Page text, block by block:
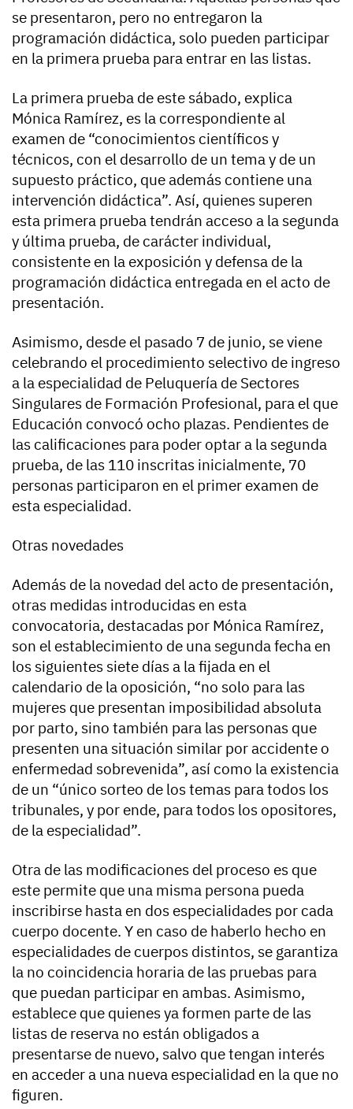
se presentaron, pero no entregaron la
programación didáctica, solo pueden participar
en la primera prueba para entrar en las listas.
La primera prueba de este sábado, explica
Mónica Ramírez, es la correspondiente al
examen de “conocimientos científicos y
técnicos, con el desarrollo de un tema y de un
supuesto práctico, que además contiene una
intervención didáctica”. Así, quienes superen
esta primera prueba tendrán acceso a la segunda
y última prueba, de carácter individual,
consistente en la exposición y defensa de la
programación didáctica entregada en el acto de
presentación.
Asimismo, desde el pasado 7 de junio, se viene
celebrando el procedimiento selectivo de ingreso
a la especialidad de Peluquería de Sectores
Singulares de Formación Profesional, para el que
Educación convocó ocho plazas. Pendientes de
las calificaciones para poder optar a la segunda
prueba, de las 110 inscritas inicialmente, 70
personas participaron en el primer examen de
esta especialidad.
Otras novedades
Además de la novedad del acto de presentación,
otras medidas introducidas en esta
convocatoria, destacadas por Mónica Ramírez,
son el establecimiento de una segunda fecha en
los siguientes siete días a la fijada en el
calendario de la oposición, “no solo para las
mujeres que presentan imposibilidad absoluta
por parto, sino también para las personas que
presenten una situación similar por accidente o
enfermedad sobrevenida”, así como la existencia
de un “único sorteo de los temas para todos los
tribunales, y por ende, para todos los opositores,
de la especialidad”.
Otra de las modificaciones del proceso es que
este permite que una misma persona pueda
inscribirse hasta en dos especialidades por cada
cuerpo docente. Y en caso de haberlo hecho en
especialidades de cuerpos distintos, se garantiza
la no coincidencia horaria de las pruebas para
que puedan participar en ambas. Asimismo,
establece que quienes ya formen parte de las
listas de reserva no están obligados a
presentarse de nuevo, salvo que tengan interés
en acceder a una nueva especialidad en la que no
figuren.